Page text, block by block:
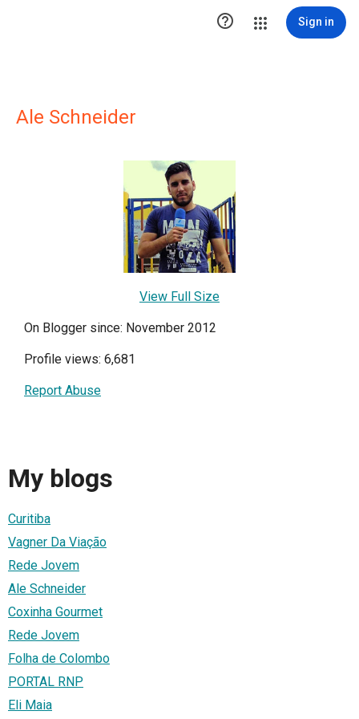
 Sign in
Ale Schneider
View Full Size
On Blogger since: November 2012
Profile views: 6,681
Report Abuse
My blogs
Curitiba
Vagner Da Viação
Rede Jovem
Ale Schneider
Coxinha Gourmet
Rede Jovem
Folha de Colombo
PORTAL RNP
Eli Maia